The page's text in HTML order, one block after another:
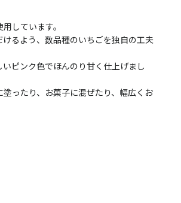
しています。
るよう、数品種のいちごを独自の工夫
ピンク色でほんのり甘く仕上げまし
ったり、お菓子に混ぜたり、幅広くお